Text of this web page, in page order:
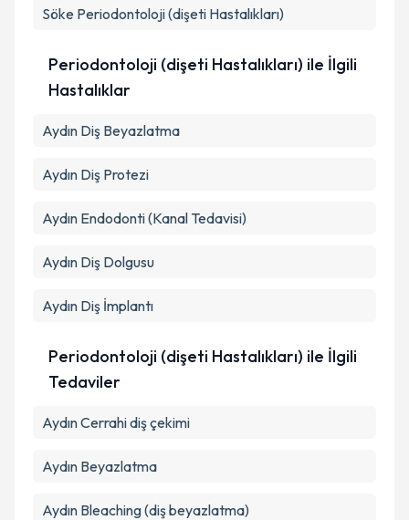
Söke Periodontoloji (dişeti Hastalıkları)
Periodontoloji (dişeti Hastalıkları) ile İlgili
Hastalıklar
Aydın Diş Beyazlatma
Aydın Diş Protezi
Aydın Endodonti (Kanal Tedavisi)
Aydın Diş Dolgusu
Aydın Diş İmplantı
Periodontoloji (dişeti Hastalıkları) ile İlgili
Tedaviler
Aydın Cerrahi diş çekimi
Aydın Beyazlatma
Aydın Bleaching (diş beyazlatma)